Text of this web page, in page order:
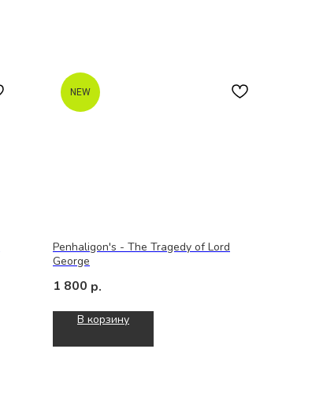
NEW
Penhaligon's - The Tragedy of Lord
George
1 800 р.
В корзину